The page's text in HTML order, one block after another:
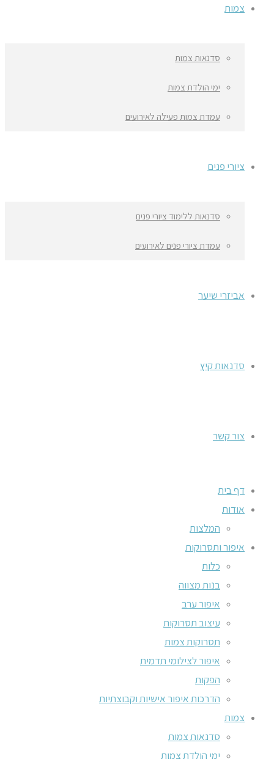
צמות
סדנאות צמות
ימי הולדת צמות
עמדת צמות פעילה לאירועים
ציורי פנים
סדנאות ללימוד ציורי פנים
עמדת ציורי פנים לאירועים
אביזרי שיער
סדנאות קיץ
צור קשר
דף בית
אודות
המלצות
איפור ותסרוקות
כלות
בנות מצווה
איפור ערב
עיצוב תסרוקות
תסרוקות צמות
איפור לצילומי תדמית
הפקות
הדרכות איפור אישיות וקבוצתיות
צמות
סדנאות צמות
ימי הולדת צמות